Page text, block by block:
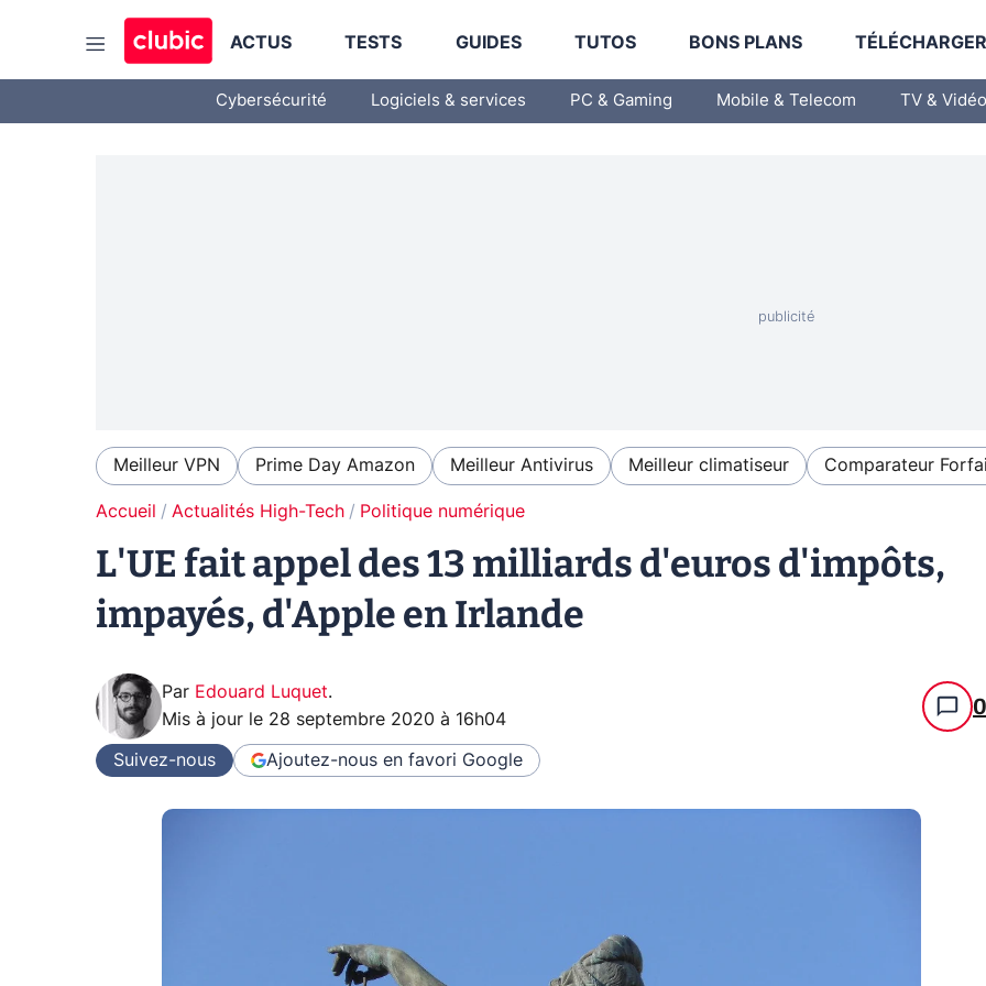
ACTUS TESTS GUIDES TUTOS BONS PLANS
Cybersécurité Logiciels & services PC & Gaming Mobile & Telecom TV & Vidéo
Meilleur VPN Prime Day Amazon Meilleur Antivirus Meilleur climatiseur Comparateur
Accueil Actualités High-Tech Politique numérique
L'UE fait appel des 13 milliards d'euros d'impôts,
impayés, d'Apple en Irlande
Par Edouard Luquet.
Mis à jour le 28 septembre 2020 à 16h04 0
Suivez-nous Ajoutez-nous en favori Google